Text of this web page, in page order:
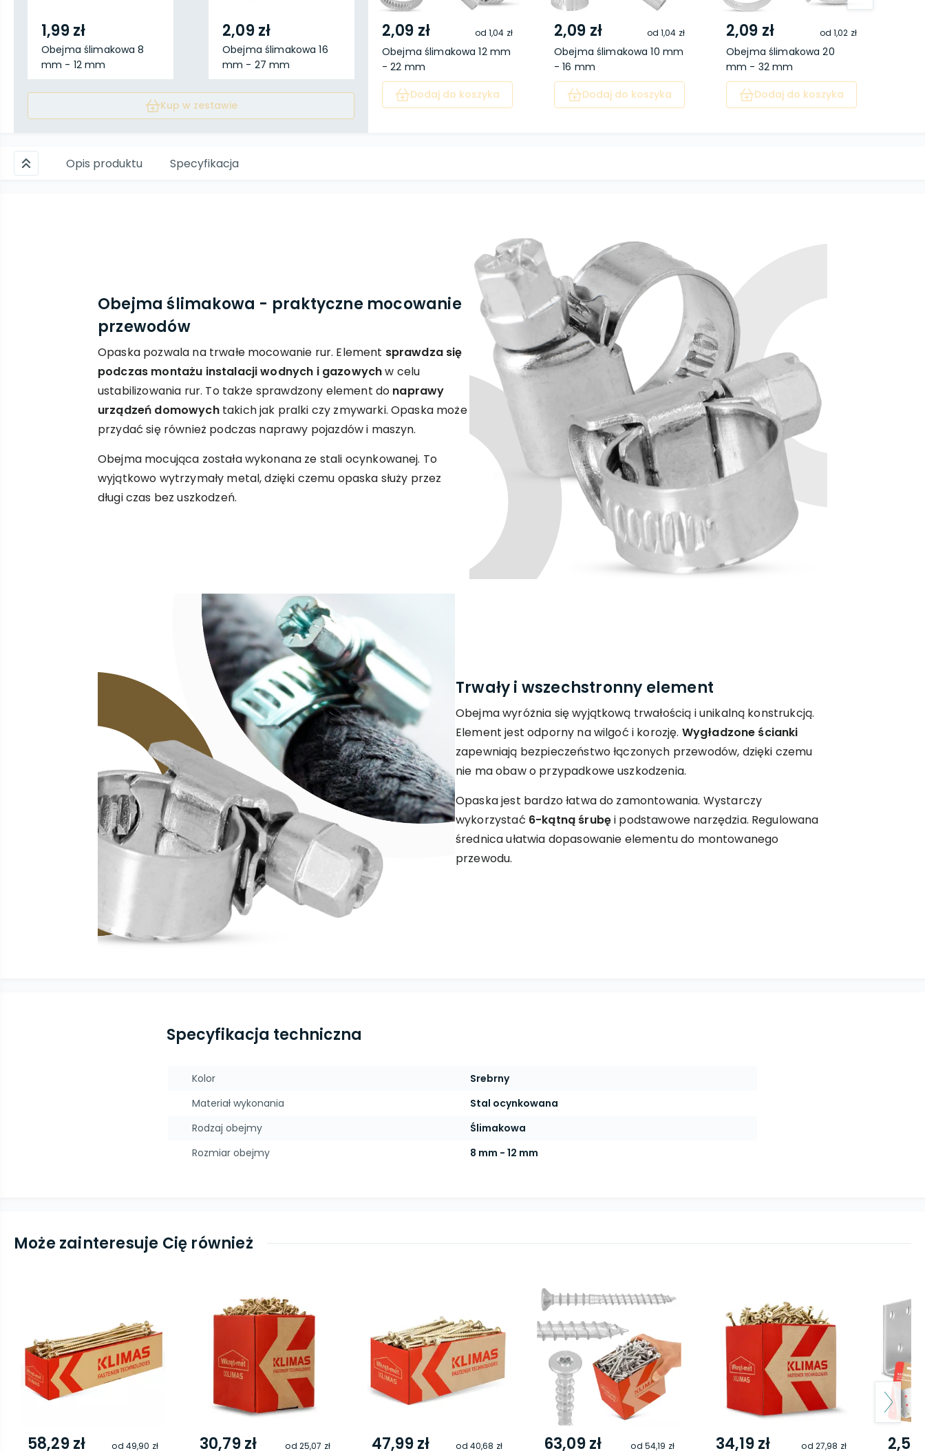
1,99 zł
Obejma ślimakowa 8
mm - 12 mm
2,09 zł
Obejma ślimakowa 16
mm - 27 mm
Kup w zestawie
2,09 zł od1,04 zł
Obejma ślimakowa 12 mm
- 22 mm
Dodaj do koszyka
2,09 zł od1,04 zł
Obejma ślimakowa 10 mm
- 16 mm
Dodaj do koszyka
2,09 zł od1,02 zł
Obejma ślimakowa 20
mm - 32 mm
Dodaj do koszyka
Opis produktu Specyfikacja
Obejma ślimakowa - praktyczne mocowanie
przewodów
Opaska pozwala na trwałe mocowanie rur. Element sprawdza się
podczas montażu instalacji wodnych i gazowychw celu
ustabilizowania rur. To także sprawdzony element do naprawy
urządzeń domowychtakich jak pralki czy zmywarki. Opaska może
przydać się również podczas naprawy pojazdów i maszyn.
Obejma mocująca została wykonana ze stali ocynkowanej. To
wyjątkowo wytrzymały metal, dzięki czemu opaska służy przez
długi czas bez uszkodzeń.
Trwały i wszechstronny element
Obejma wyróżnia się wyjątkową trwałością i unikalną konstrukcją.
Element jest odporny na wilgoć i korozję. Wygładzone ścianki
zapewniają bezpieczeństwo łączonych przewodów, dzięki czemu
nie ma obaw o przypadkowe uszkodzenia.
Opaska jest bardzo łatwa do zamontowania. Wystarczy
wykorzystać 6-kątną śrubęi podstawowe narzędzia. Regulowana
średnica ułatwia dopasowanie elementu do montowanego
przewodu.
Specyfikacja techniczna
Kolor
Srebrny
Materiał wykonania
Stal ocynkowana
Rodzaj obejmy
Ślimakowa
Rozmiar obejmy
8 mm - 12 mm
Może zainteresuje Cię również
58,29 zł od 49,90 zł 30,79 zł od 25,07 zł 47,99 zł od 40,68 zł 63,09 zł od 54,19 zł 34,19 zł od 27,98 zł 2,59